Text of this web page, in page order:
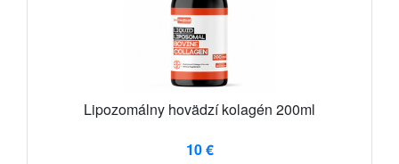
Lipozomálny hovädzí kolagén 200ml
10 €